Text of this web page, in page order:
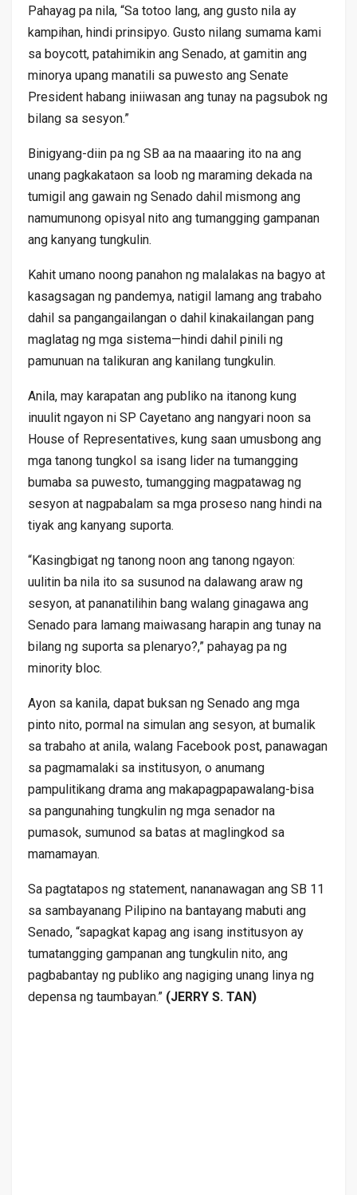
Pahayag pa nila, “Sa totoo lang, ang gusto nila ay
kampihan, hindi prinsipyo. Gusto nilang sumama kami
sa boycott, patahimikin ang Senado, at gamitin ang
minorya upang manatili sa puwesto ang Senate
President habang iniiwasan ang tunay na pagsubok ng
bilang sa sesyon.”
Binigyang-diin pa ng SB aa na maaaring ito na ang
unang pagkakataon sa loob ng maraming dekada na
tumigil ang gawain ng Senado dahil mismong ang
namumunong opisyal nito ang tumangging gampanan
ang kanyang tungkulin.
Kahit umano noong panahon ng malalakas na bagyo at
kasagsagan ng pandemya, natigil lamang ang trabaho
dahil sa pangangailangan o dahil kinakailangan pang
maglatag ng mga sistema—hindi dahil pinili ng
pamunuan na talikuran ang kanilang tungkulin.
Anila, may karapatan ang publiko na itanong kung
inuulit ngayon ni SP Cayetano ang nangyari noon sa
House of Representatives, kung saan umusbong ang
mga tanong tungkol sa isang lider na tumangging
bumaba sa puwesto, tumangging magpatawag ng
sesyon at nagpabalam sa mga proseso nang hindi na
tiyak ang kanyang suporta.
“Kasingbigat ng tanong noon ang tanong ngayon:
uulitin ba nila ito sa susunod na dalawang araw ng
sesyon, at pananatilihin bang walang ginagawa ang
Senado para lamang maiwasang harapin ang tunay na
bilang ng suporta sa plenaryo?,” pahayag pa ng
minority bloc.
Ayon sa kanila, dapat buksan ng Senado ang mga
pinto nito, pormal na simulan ang sesyon, at bumalik
sa trabaho at anila, walang Facebook post, panawagan
sa pagmamalaki sa institusyon, o anumang
pampulitikang drama ang makapagpapawalang-bisa
sa pangunahing tungkulin ng mga senador na
pumasok, sumunod sa batas at maglingkod sa
mamamayan.
Sa pagtatapos ng statement, nananawagan ang SB 11
sa sambayanang Pilipino na bantayang mabuti ang
Senado, “sapagkat kapag ang isang institusyon ay
tumatangging gampanan ang tungkulin nito, ang
pagbabantay ng publiko ang nagiging unang linya ng
depensa ng taumbayan.” (JERRY S. TAN)